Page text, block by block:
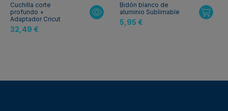
Cuchilla corte
profundo +
Adaptador Cricut
32,49 €
Bidón blanco de
aluminio Sublimable
5,95 €